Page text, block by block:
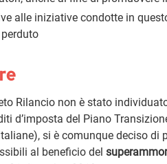
alle iniziative condotte in
Rilancio non è stato
d’imposta del Piano
si è comunque deciso di
al beneficio del